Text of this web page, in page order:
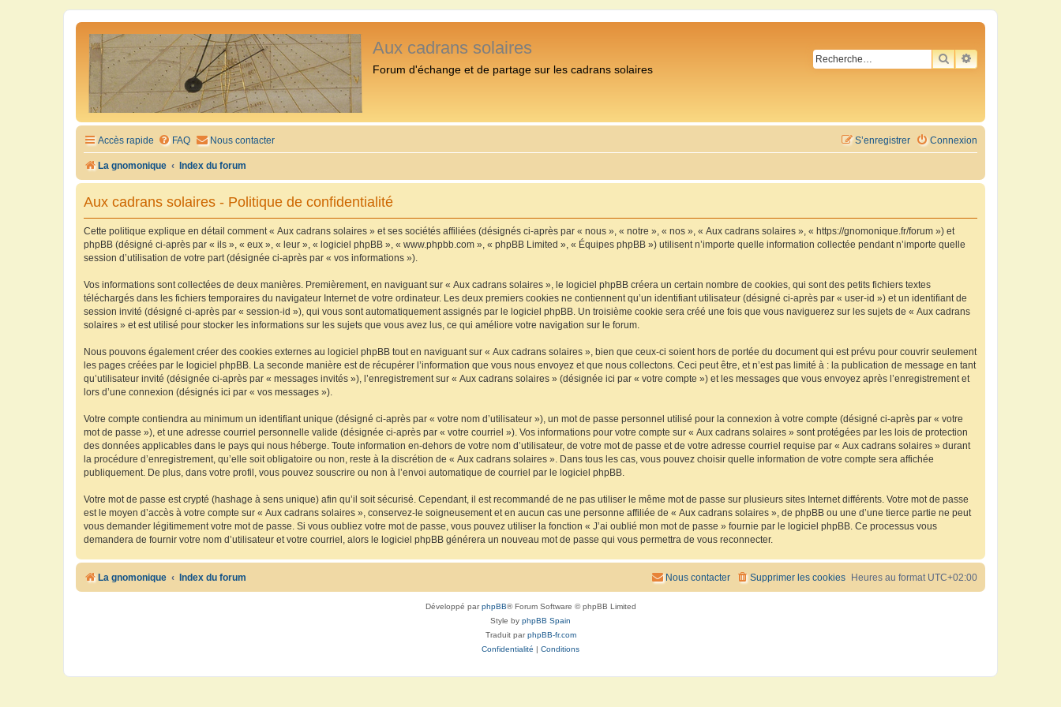
Aux cadrans solaires
Forum d'échange et de partage sur les cadrans solaires
RECHERCHER
RECHERCHE
Accès rapide FAQ Nous contacter Connexion
S’enregistrer
La gnomonique Index du forum
Aux cadrans solaires - Politique de confidentialité
Cette politique explique en détail comment « Aux cadrans solaires » et ses sociétés affiliées (désignés ci-après par « nous », « notre », « nos », « Aux cadrans solaires », « https://gnomonique.fr/forum ») et
phpBB (désigné ci-après par « ils », « eux », « leur », « logiciel phpBB », « www.phpbb.com », « phpBB Limited », « Équipes phpBB ») utilisent n’importe quelle information collectée pendant n’importe quelle
session d’utilisation de votre part (désignée ci-après par « vos informations »).
Vos informations sont collectées de deux manières. Premièrement, en naviguant sur « Aux cadrans solaires », le logiciel phpBB créera un certain nombre de cookies, qui sont des petits fichiers textes
téléchargés dans les fichiers temporaires du navigateur Internet de votre ordinateur. Les deux premiers cookies ne contiennent qu’un identifiant utilisateur (désigné ci-après par « user-id ») et un identifiant de
session invité (désigné ci-après par « session-id »), qui vous sont automatiquement assignés par le logiciel phpBB. Un troisième cookie sera créé une fois que vous naviguerez sur les sujets de « Aux cadrans
solaires » et est utilisé pour stocker les informations sur les sujets que vous avez lus, ce qui améliore votre navigation sur le forum.
Nous pouvons également créer des cookies externes au logiciel phpBB tout en naviguant sur « Aux cadrans solaires », bien que ceux-ci soient hors de portée du document qui est prévu pour couvrir seulement
les pages créées par le logiciel phpBB. La seconde manière est de récupérer l’information que vous nous envoyez et que nous collectons. Ceci peut être, et n’est pas limité à : la publication de message en tant
qu’utilisateur invité (désignée ci-après par « messages invités »), l’enregistrement sur « Aux cadrans solaires » (désignée ici par « votre compte ») et les messages que vous envoyez après l’enregistrement et
lors d’une connexion (désignés ici par « vos messages »).
Votre compte contiendra au minimum un identifiant unique (désigné ci-après par « votre nom d’utilisateur »), un mot de passe personnel utilisé pour la connexion à votre compte (désigné ci-après par « votre
mot de passe »), et une adresse courriel personnelle valide (désignée ci-après par « votre courriel »). Vos informations pour votre compte sur « Aux cadrans solaires » sont protégées par les lois de protection
des données applicables dans le pays qui nous héberge. Toute information en-dehors de votre nom d’utilisateur, de votre mot de passe et de votre adresse courriel requise par « Aux cadrans solaires » durant
la procédure d’enregistrement, qu’elle soit obligatoire ou non, reste à la discrétion de « Aux cadrans solaires ». Dans tous les cas, vous pouvez choisir quelle information de votre compte sera affichée
publiquement. De plus, dans votre profil, vous pouvez souscrire ou non à l’envoi automatique de courriel par le logiciel phpBB.
Votre mot de passe est crypté (hashage à sens unique) afin qu’il soit sécurisé. Cependant, il est recommandé de ne pas utiliser le même mot de passe sur plusieurs sites Internet différents. Votre mot de passe
est le moyen d’accès à votre compte sur « Aux cadrans solaires », conservez-le soigneusement et en aucun cas une personne affiliée de « Aux cadrans solaires », de phpBB ou une d’une tierce partie ne peut
vous demander légitimement votre mot de passe. Si vous oubliez votre mot de passe, vous pouvez utiliser la fonction « J’ai oublié mon mot de passe » fournie par le logiciel phpBB. Ce processus vous
demandera de fournir votre nom d’utilisateur et votre courriel, alors le logiciel phpBB générera un nouveau mot de passe qui vous permettra de vous reconnecter.
La gnomonique Index du forum Heures au format UTC+02:00
Supprimer les cookies
Nous contacter
Développé parphpBB® Forum Software © phpBB Limited
Style by phpBB Spain
Traduit parphpBB-fr.com
Confidentialité
Conditions